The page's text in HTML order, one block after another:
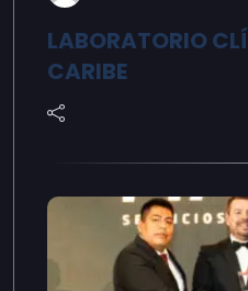
LABORATORIO
CARIBE